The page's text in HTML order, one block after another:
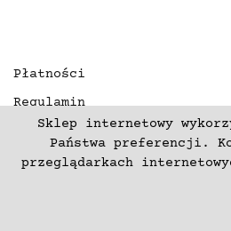
Sklep internetowy
Państwa preferencji.
przeglądarkach
Płatności
Regulamin
Polityka prywatności
Deklaracja dostępności
(C) 2003-2026 Copyright